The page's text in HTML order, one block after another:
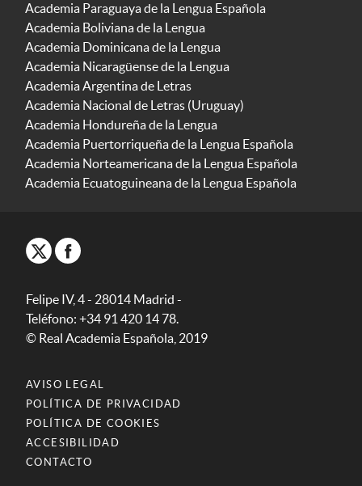
Academia Paraguaya de la Lengua Española
Academia Boliviana de la Lengua
Academia Dominicana de la Lengua
Academia Nicaragüense de la Lengua
Academia Argentina de Letras
Academia Nacional de Letras (Uruguay)
Academia Hondureña de la Lengua
Academia Puertorriqueña de la Lengua Española
Academia Norteamericana de la Lengua Española
Academia Ecuatoguineana de la Lengua Española
Felipe IV, 4 - 28014 Madrid -
Teléfono: +34 91 420 14 78.
© Real Academia Española, 2019
AVISO LEGAL
POLÍTICA DE PRIVACIDAD
POLÍTICA DE COOKIES
ACCESIBILIDAD
CONTACTO